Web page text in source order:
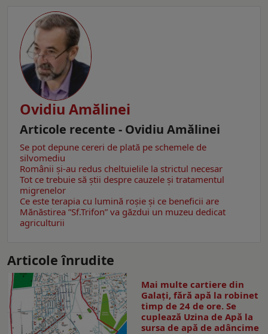
Ovidiu Amălinei
Articole recente - Ovidiu Amălinei
Se pot depune cereri de plată pe schemele de
silvomediu
Românii şi-au redus cheltuielile la strictul necesar
Tot ce trebuie să știi despre cauzele și tratamentul
migrenelor
Ce este terapia cu lumină roșie şi ce beneficii are
Mănăstirea ”Sf.Trifon” va găzdui un muzeu dedicat
agriculturii
Articole înrudite
Mai multe cartiere din
Galați, fără apă la robinet
timp de 24 de ore. Se
cuplează Uzina de Apă la
sursa de apă de adâncime